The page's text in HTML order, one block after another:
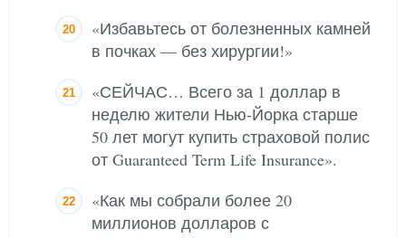
«Избавьтесь от болезненных камней
в почках — без хирургии!»
«СЕЙЧАС… Всего за 1 доллар в
неделю жители Нью-Йорка старше
50 лет могут купить страховой полис
от Guaranteed Term Life Insurance».
«Как мы собрали более 20
миллионов долларов с